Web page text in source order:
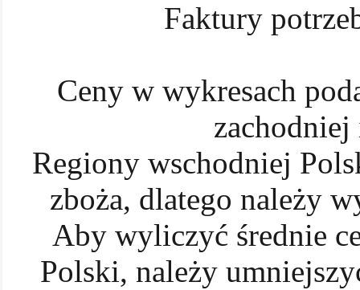
Faktury
Ceny w wykresach
Regiony wschodniej
zboża, dlatego należy
Aby wyliczyć średnie
Polski, należy